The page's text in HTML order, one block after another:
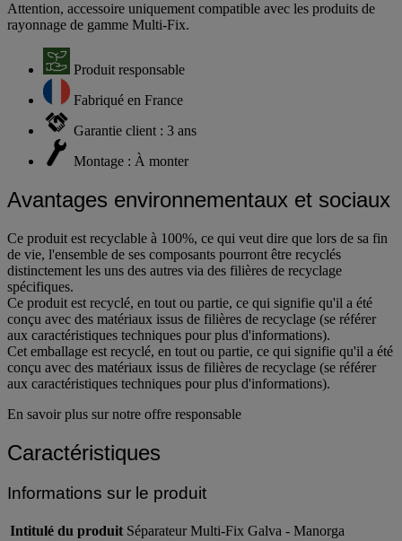
Attention, accessoire uniquement compatible avec les produits de
rayonnage de gamme Multi-Fix.
Produit responsable
Fabriqué en France
Garantie client : 3 ans
Montage : À monter
Avantages environnementaux et sociaux
Ce produit est recyclable à 100%, ce qui veut dire que lors de sa fin
de vie, l'ensemble de ses composants pourront être recyclés
distinctement les uns des autres via des filières de recyclage
spécifiques.
Ce produit est recyclé, en tout ou partie, ce qui signifie qu'il a été
conçu avec des matériaux issus de filières de recyclage (se référer
aux caractéristiques techniques pour plus d'informations).
Cet emballage est recyclé, en tout ou partie, ce qui signifie qu'il a été
conçu avec des matériaux issus de filières de recyclage (se référer
aux caractéristiques techniques pour plus d'informations).
En savoir plus sur notre offre responsable
Caractéristiques
Informations sur le produit
Intitulé du produit Séparateur Multi-Fix Galva - Manorga